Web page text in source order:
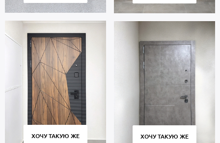
ХОЧУ ТАКУЮ ЖЕ ХОЧУ ТАКУЮ ЖЕ